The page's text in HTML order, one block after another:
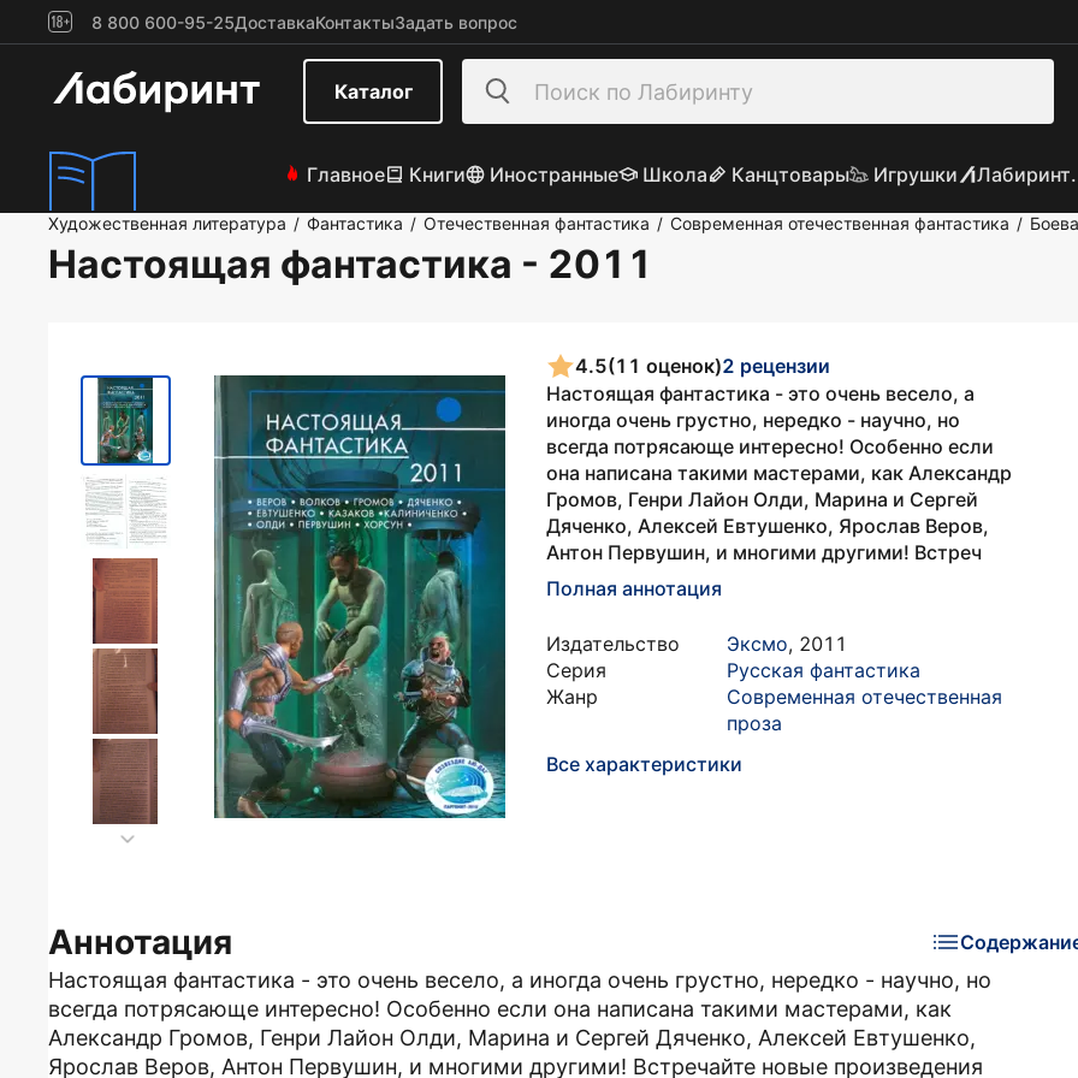
8 800 600-95-25ДоставкаКонтактыЗадать вопрос
Каталог
Главное Книги Иностранные Школа Канцтовары Игрушки
Художественная литература / Фантастика / Отечественная фантастика / Современная отечественная фантастика /
Настоящая фантастика - 2011
4.5(11 оценок)2 рецензии
Настоящая фантастика - это очень весело, а
иногда очень грустно, нередко - научно, но
всегда потрясающе интересно! Особенно если
она написана такими мастерами, как Александр
Громов, Генри Лайон Олди, Марина и Сергей
Дяченко, Алексей Евтушенко, Ярослав Веров,
Антон Первушин, и многими другими! Встреч
Полная аннотация
Издательство Эксмо, 2011
Серия
Русская фантастика
Жанр
Современная отечественная
проза
Все характеристики
Аннотация
Настоящая фантастика - это очень весело, а иногда очень грустно, нередко - научно, но
всегда потрясающе интересно! Особенно если она написана такими мастерами, как
Александр Громов, Генри Лайон Олди, Марина и Сергей Дяченко, Алексей Евтушенко,
Ярослав Веров, Антон Первушин, и многими другими! Встречайте новые произведения